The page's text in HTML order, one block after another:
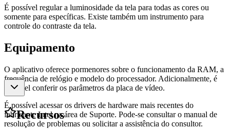
É possível regular a luminosidade da tela para todas as cores ou
somente para específicas. Existe também um instrumento para
controle do contraste da tela.
Equipamento
O aplicativo oferece pormenores sobre o funcionamento da RAM, a
frequência de relógio e modelo do processador. Adicionalmente, é
possível conferir os parâmetros da placa de vídeo.
É possível acessar os drivers de hardware mais recentes do
fabricante Intel na área de Suporte. Pode-se consultar o manual de
resolução de problemas ou solicitar a assistência do consultor.
Recursos